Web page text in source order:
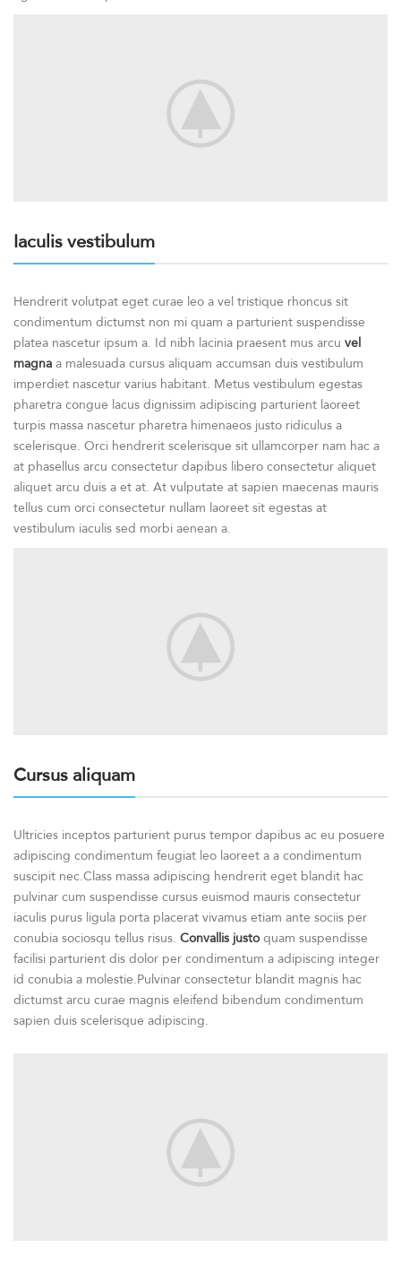
Iaculis vestibulum
Hendrerit volutpat eget curae leo a vel tristique rhoncus sit
condimentum dictumst non mi quam a parturient suspendisse
platea nascetur ipsum a. Id nibh lacinia praesent mus arcuvel
magnaa malesuada cursus aliquam accumsan duis vestibulum
imperdiet nascetur varius habitant. Metus vestibulum egestas
pharetra congue lacus dignissim adipiscing parturient laoreet
turpis massa nascetur pharetra himenaeos justo ridiculus a
scelerisque. Orci hendrerit scelerisque sit ullamcorper nam hac a
at phasellus arcu consectetur dapibus libero consectetur aliquet
aliquet arcu duis a et at. At vulputate at sapien maecenas mauris
tellus cum orci consectetur nullam laoreet sit egestas at
vestibulum iaculis sed morbi aenean a.
Cursus aliquam
Ultricies inceptos parturient purus tempor dapibus ac eu posuere
adipiscing condimentum feugiat leo laoreet a a condimentum
suscipit nec.Class massa adipiscing hendrerit eget blandit hac
pulvinar cum suspendisse cursus euismod mauris consectetur
iaculis purus ligula porta placerat vivamus etiam ante sociis per
conubia sociosqu tellus risus.Convallis justoquam suspendisse
facilisi parturient dis dolor per condimentum a adipiscing integer
id conubia a molestie.Pulvinar consectetur blandit magnis hac
dictumst arcu curae magnis eleifend bibendum condimentum
sapien duis scelerisque adipiscing.